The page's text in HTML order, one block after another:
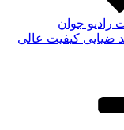
رادیو جوان
ضیایی کیفیت عالی